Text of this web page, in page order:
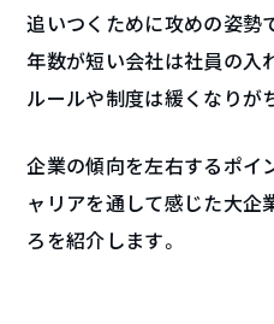
追いつくために攻めの姿勢
年数が短い会社は社員の入
ルールや制度は緩くなりが
企業の傾向を左右するポイ
ャリアを通して感じた大企
ろを紹介します。